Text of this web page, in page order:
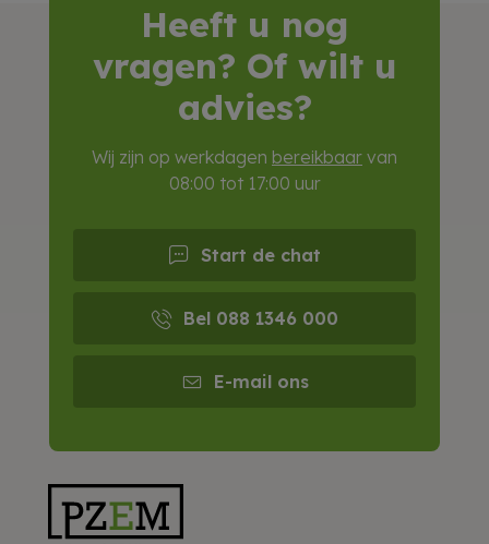
Heeft u nog
vragen? Of wilt u
advies?
Wij zijn op werkdagen bereikbaar van
08:00 tot 17:00 uur
Start de chat
Bel 088 1346 000
E-mail ons